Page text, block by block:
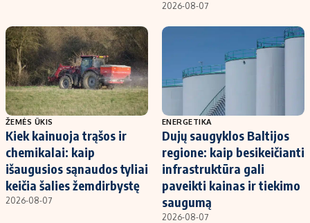
2026-08-07
ŽEMĖS ŪKIS
Kiek kainuoja trąšos ir
chemikalai: kaip
išaugusios sąnaudos tyliai
keičia šalies žemdirbystę
2026-08-07
ENERGETIKA
Dujų saugyklos Baltijos
regione: kaip besikeičianti
infrastruktūra gali
paveikti kainas ir tiekimo
saugumą
2026-08-07